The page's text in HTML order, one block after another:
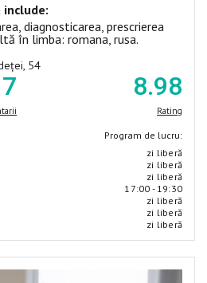
diagnosticarea, prescrierea
în limba: romana, rusa.
54
7 8.98
Rating
Program de lucru:
zi liberă
zi liberă
zi liberă
17:00 - 19:30
zi liberă
zi liberă
zi liberă